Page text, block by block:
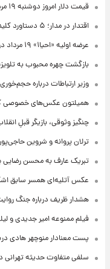
قیمت دلار امروز دوشنبه ۱۹ مرداد ۱۴۰۵/ افزایش قیمت دلار
اقتدار در مدار؛ ۵ دستاورد کلیدی هوافضای ایران با موتور هوش مصنوعی
عرضه اولیه «احیا۱» ۱۹ مرداد در فرابورس
بازگشت چهره محبوب به
وزیر ارتباطات درباره
همیلتون عکس‌های خصوصی کیم‌
چنگیز وثوقی، بازیگر قبلِ
ترلان پروانه و شروین
تبریک عارف به محسن رضایی
عکس‌ آتلیه‌ای همسر سابق
هشدار ظریف درباره جنگ
فیلم ممنوعه امیر جدیدی و
پست معنادار منوچهر هادی
سلفی متفاوت حدیثه تهرانی در